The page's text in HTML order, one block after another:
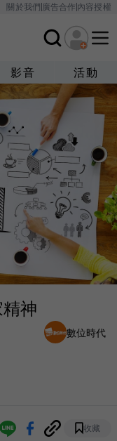
關於我們廣告合作內容授權
影音 活動
神
數位時代
收藏